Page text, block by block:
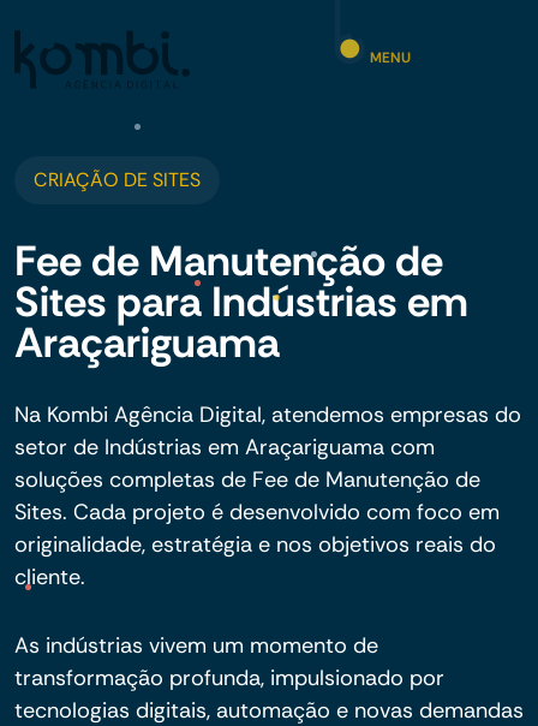
MENU
CRIAÇÃO DE SITES
Fee de Manutenção de
Sites para Indústrias em
Araçariguama
Na Kombi Agência Digital, atendemos empresas do
setor de Indústrias em Araçariguama com
soluções completas de Fee de Manutenção de
Sites. Cada projeto é desenvolvido com foco em
originalidade, estratégia e nos objetivos reais do
cliente.
As indústrias vivem um momento de
transformação profunda, impulsionado por
tecnologias digitais, automação e novas demandas